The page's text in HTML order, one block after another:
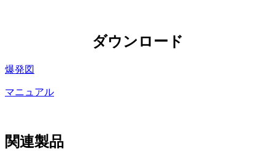
ダウンロード
爆発図
マニュアル
関連製品